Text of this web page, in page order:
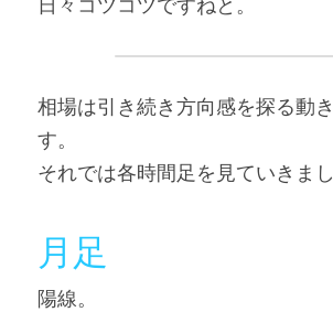
日々コツコツですねと。
相場は引き続き方向感を探る動
す。
それでは各時間足を見ていきまし
月足
陽線。